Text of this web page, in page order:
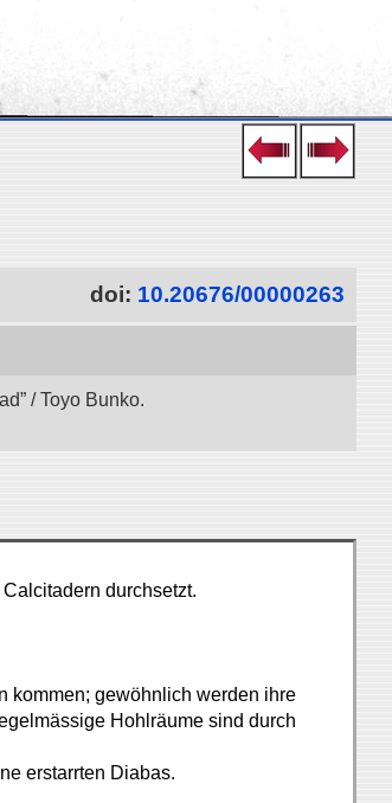
doi: 10.20676/00000263
/ Toyo Bunko.
durchsetzt.
kommen; gewöhnlich werden ihre
Hohlräume sind durch
erstarrten Diabas.